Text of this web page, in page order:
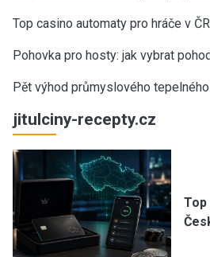
Top casino automaty pro hráče v
Pohovka pro hosty: jak vybrat
Pět výhod průmyslového
jitulciny-recepty.cz
Top